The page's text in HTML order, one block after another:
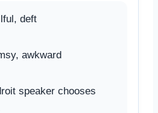
deft
awkward
speaker chooses